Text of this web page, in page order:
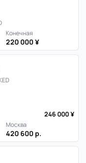
Конечная
220 000 ¥
246 000 ¥
Москва
420 600 р.